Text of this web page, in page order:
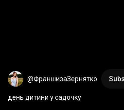
@ФраншизаЗернятко
день дитини у садочку